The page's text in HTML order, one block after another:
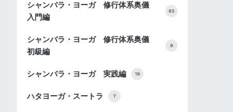
シャンバラ・ヨーガ 修行体系奥儀
入門編
83
シャンバラ・ヨーガ 修行体系奥儀
初級編
9
シャンバラ・ヨーガ 実践編 19
ハタヨーガ・スートラ 7